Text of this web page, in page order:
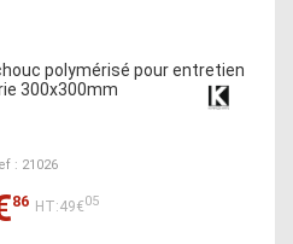
polymérisé pour entretien
300x300mm
: 21026
86 HT:49€05